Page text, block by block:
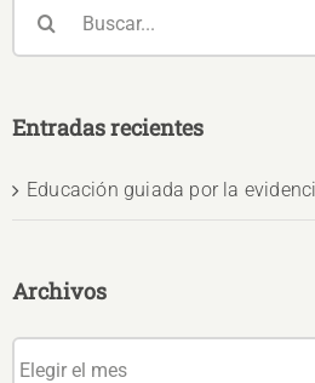
Entradas recientes
Educación guiada por la
Archivos